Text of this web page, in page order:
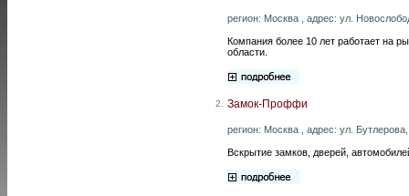
регион: Москва , адрес: ул.
Компания более 10 лет работает на
области.
2. Замок-Проффи
регион: Москва , адрес: ул.
Вскрытие замков, дверей,